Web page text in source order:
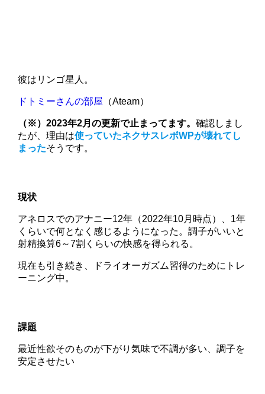
彼はリンゴ星人。
ドトミーさんの部屋 （Ateam）
（※）2023年2月の更新で止まってます。確認しまし
たが、理由は使っていたネクサスレボWPが壊れてし
まったそうです。
現状
アネロスでのアナニー12年（2022年10月時点）、1年
くらいで何となく感じるようになった。調子がいいと
射精換算6～7割くらいの快感を得られる。
現在も引き続き、ドライオーガズム習得のためにトレ
ーニング中。
課題
最近性欲そのものが下がり気味で不調が多い、調子を
安定させたい